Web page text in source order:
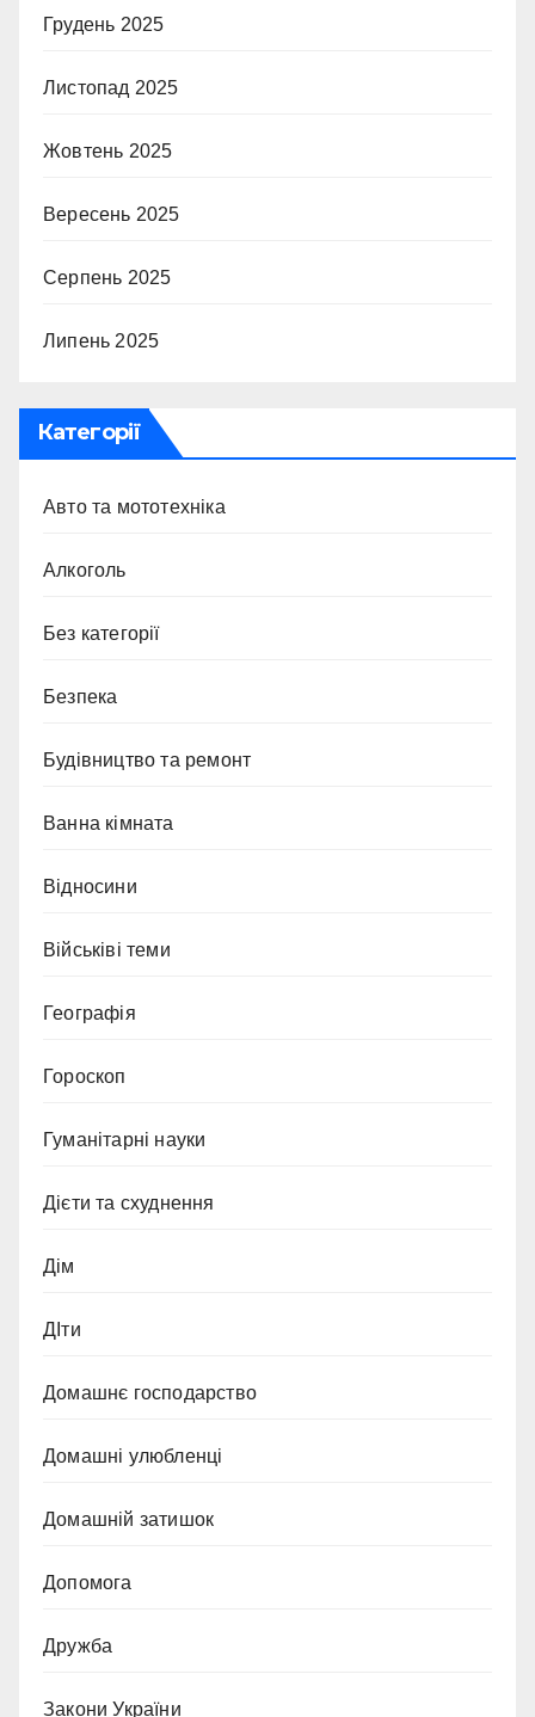
Грудень 2025
Листопад 2025
Жовтень 2025
Вересень 2025
Серпень 2025
Липень 2025
Категорії
Авто та мототехніка
Алкоголь
Без категорії
Безпека
Будівництво та ремонт
Ванна кімната
Відносини
Військіві теми
Географія
Гороскоп
Гуманітарні науки
Дієти та схуднення
Дім
ДІти
Домашнє господарство
Домашні улюбленці
Домашній затишок
Допомога
Дружба
Закони України